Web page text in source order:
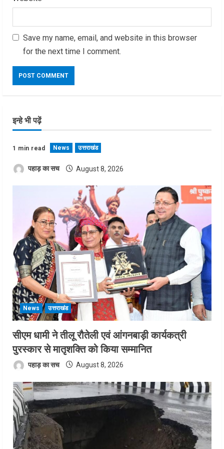
Save my name, email, and website in this browser
for the next time I comment.
इन्हे भी पढ़ें
1 min read News उत्तराखंड
पहाड़ का सच August 8, 2026
News उत्तराखंड
सीएम धामी ने तीलू रौतेली एवं आंगनबाड़ी कार्यकत्री
पुरस्कार से मातृशक्ति को किया सम्मानित
पहाड़ का सच August 8, 2026